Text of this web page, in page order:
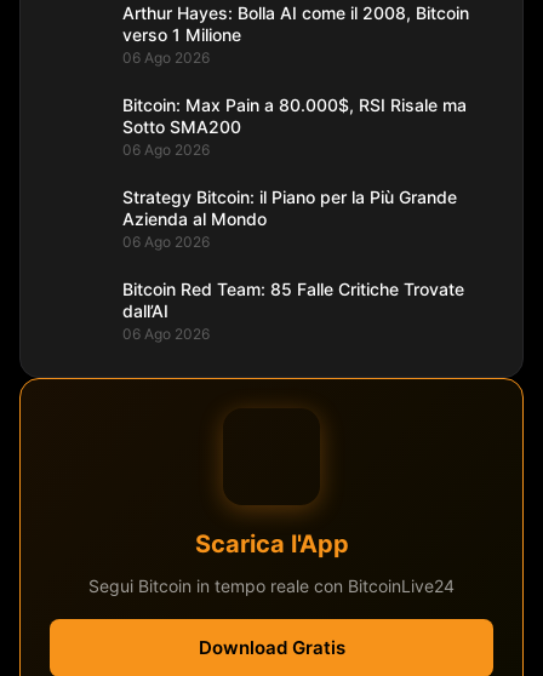
Arthur Hayes: Bolla AI come il 2008, Bitcoin
verso 1 Milione
06 Ago 2026
Bitcoin: Max Pain a 80.000$, RSI Risale ma
Sotto SMA200
06 Ago 2026
Strategy Bitcoin: il Piano per la Più Grande
Azienda al Mondo
06 Ago 2026
Bitcoin Red Team: 85 Falle Critiche Trovate
dall’AI
06 Ago 2026
Scarica l'App
Segui Bitcoin in tempo reale con BitcoinLive24
Download Gratis